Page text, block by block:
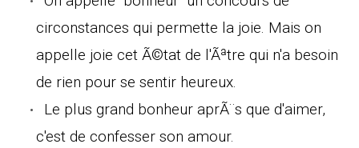
circonstances qui permette la joie. Mais on
appelle joie cet Ã©tat de l'Ãªtre qui n'a besoin
de rien pour se sentir heureux.
Le plus grand bonheur aprÃ¨s que d'aimer,
c'est de confesser son amour.